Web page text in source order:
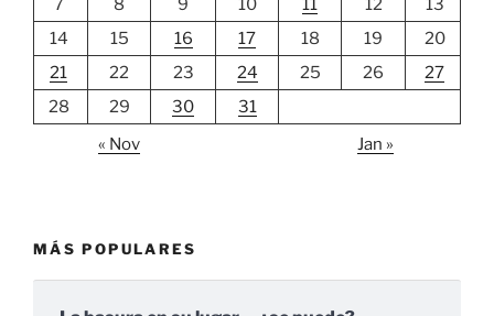
7
8 9 10 11 12
13
14
15 16 17 18 19
20
21
22 23 24 25 26
27
28
29 30
31
« Nov
Jan »
MÁS POPULARES